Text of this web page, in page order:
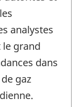
analystes
grand
dans
gaz